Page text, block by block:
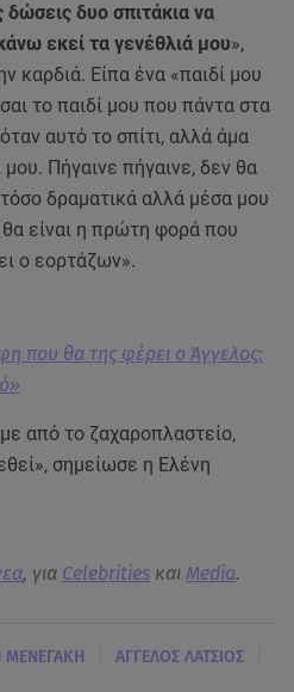
δυο σπιτάκια να
εκεί τα γενέθλιά μου»,
καρδιά. Είπα ένα «παιδί μου
το παιδί μου που πάντα στα
αυτό το σπίτι, αλλά άμα
Πήγαινε πήγαινε, δεν θα
δραματικά αλλά μέσα μου
είναι η πρώτη φορά που
ο εορτάζων».
που θα της φέρει ο Άγγελος:
από το ζαχαροπλαστείο,
σημείωσε η Ελένη
, για Celebrities και Media.
ΜΕΝΕΓΑΚΗ ΑΓΓΕΛΟΣ ΛΑΤΣΙΟΣ